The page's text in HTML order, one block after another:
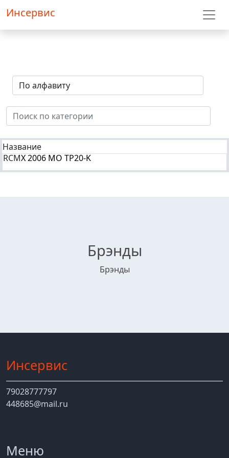
Инсервис
Название
RCMX 2006 MO TP20-K
Брэнды
Брэнды
Инсервис
79028777797
448685@mail.ru
Меню